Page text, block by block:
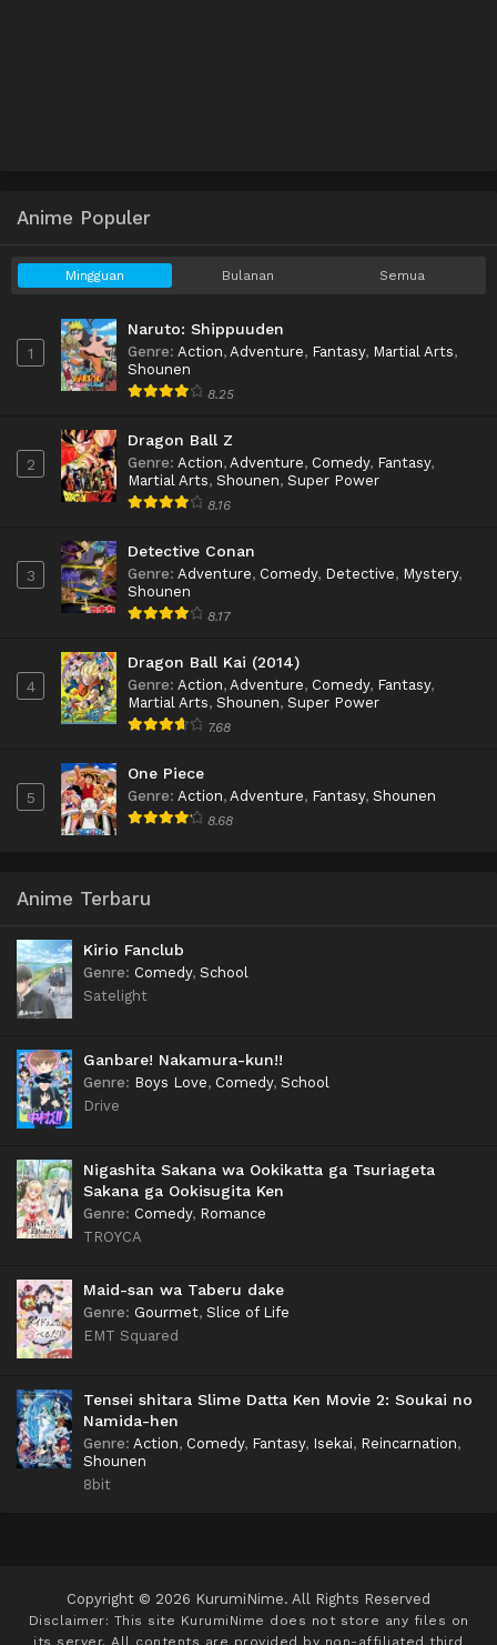
Anime Populer
Mingguan Bulanan Semua
1
Naruto: Shippuuden
Genre: Action, Adventure, Fantasy, Martial Arts,
Shounen
8.25
2
Dragon Ball Z
Genre: Action, Adventure, Comedy, Fantasy,
Martial Arts, Shounen, Super Power
8.16
3
Detective Conan
Genre: Adventure, Comedy, Detective, Mystery,
Shounen
8.17
4
Dragon Ball Kai (2014)
Genre: Action, Adventure, Comedy, Fantasy,
Martial Arts, Shounen, Super Power
7.68
5
One Piece
Genre: Action, Adventure, Fantasy, Shounen
8.68
Anime Terbaru
Kirio Fanclub
Genre: Comedy, School
Satelight
Ganbare! Nakamura-kun!!
Genre: Boys Love, Comedy, School
Drive
Nigashita Sakana wa Ookikatta ga Tsuriageta
Sakana ga Ookisugita Ken
Genre: Comedy, Romance
TROYCA
Maid-san wa Taberu dake
Genre: Gourmet, Slice of Life
EMT Squared
Tensei shitara Slime Datta Ken Movie 2: Soukai no
Namida-hen
Genre: Action, Comedy, Fantasy, Isekai, Reincarnation,
Shounen
8bit
Copyright © 2026 KurumiNime. All Rights Reserved
Disclaimer: This site KurumiNime does not store any files on
its server. All contents are provided by non-affiliated third